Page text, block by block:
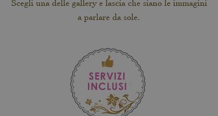
Scegli una delle gallery e lascia che siano le immagini
a parlare da sole.